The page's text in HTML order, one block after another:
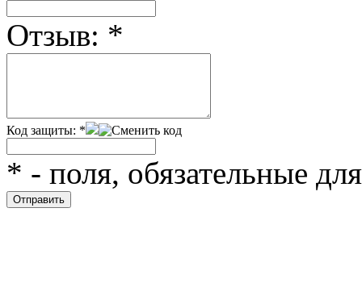
Отзыв: *
Код защиты: *
* - поля, обязательные